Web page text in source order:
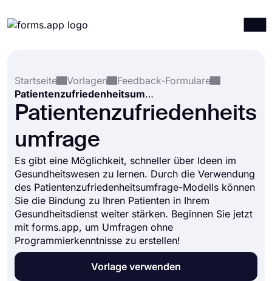
Integrationen
Vorlagen
Ressourcen
Startseite
Vorlagen
Feedback-Formulare
Patientenzufriedenheitsumfrage
Patientenzufriedenheits
umfrage
Es gibt eine Möglichkeit, schneller über Ideen im
Gesundheitswesen zu lernen. Durch die Verwendung
des Patientenzufriedenheitsumfrage-Modells können
Sie die Bindung zu Ihren Patienten in Ihrem
Gesundheitsdienst weiter stärken. Beginnen Sie jetzt
mit forms.app, um Umfragen ohne
Programmierkenntnisse zu erstellen!
Vorlage verwenden